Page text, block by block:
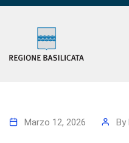
Marzo 12, 2026 By